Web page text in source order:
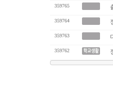
359765
359764
359763
359762